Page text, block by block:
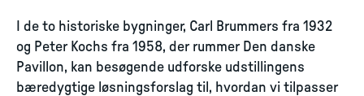
I de to historiske bygninger, Carl Brummers fra 1932
og Peter Kochs fra 1958, der rummer Den danske
Pavillon, kan besøgende udforske udstillingens
bæredygtige løsningsforslag til, hvordan vi tilpasser